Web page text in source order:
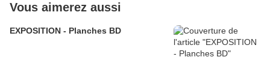
Vous aimerez aussi
EXPOSITION - Planches BD